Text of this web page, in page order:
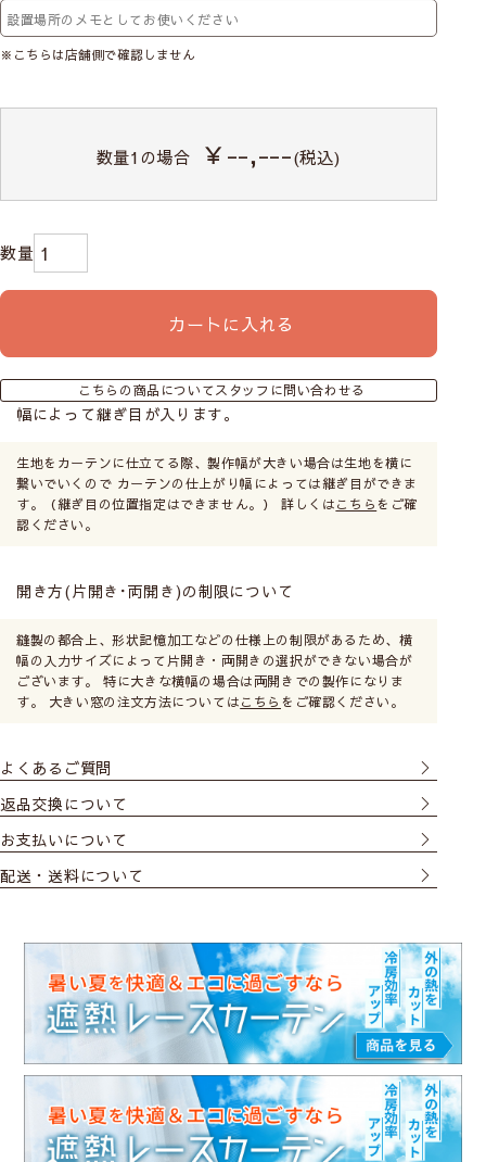
※こちらは店舗側で確認しません
数量1の場合 ￥--,---(税込)
カートに入れる
こちらの商品についてスタッフに問い合わせる
幅によって継ぎ目が入ります。
生地をカーテンに仕立てる際、製作幅が大きい場合は生地を横に
繋いでいくので カーテンの仕上がり幅によっては継ぎ目ができま
す。（継ぎ目の位置指定はできません。） 詳しくはこちら をご確
認ください。
開き方(片開き･両開き)の制限について
縫製の都合上、形状記憶加工などの仕様上の制限があるため、横
幅の入力サイズによって片開き・両開きの選択ができない場合が
ございます。 特に大きな横幅の場合は両開きでの製作になりま
す。 大きい窓の注文方法についてはこちら をご確認ください。
よくあるご質問
返品交換について
お支払いについて
配送・送料について